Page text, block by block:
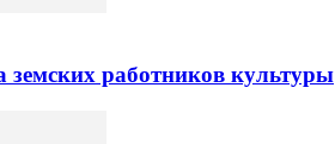
земских работников культуры